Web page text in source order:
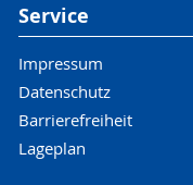
Service
Impressum
Datenschutz
Barrierefreiheit
Lageplan